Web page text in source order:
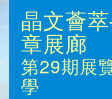
晶文薈
章展廊
第29期展
學